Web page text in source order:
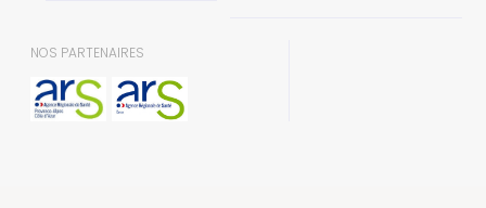
NOS PARTENAIRES